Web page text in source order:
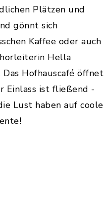
Plätzen und
gönnt sich
Kaffee oder auch
Hella
Hofhauscafé öffnet
Einlass ist fließend -
Lust haben auf coole